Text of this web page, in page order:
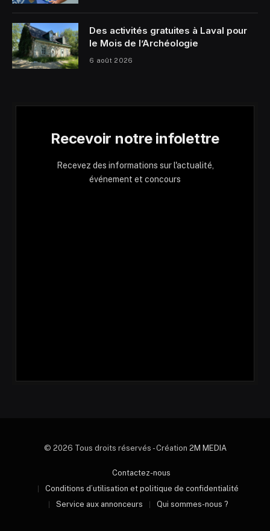
Des activités gratuites à Laval pour
le Mois de l’Archéologie
6 août 2026
Recevoir notre infolettre
Recevez des informations sur l'actualité,
événement et concours
© 2026 Tous droits réservés - Création 2M MEDIA
Contactez-nous
Conditions d’utilisation et politique de confidentialité
Service aux annonceurs
Qui sommes-nous ?